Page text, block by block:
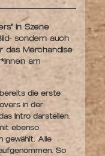
in Szene
sondern auch
das Merchandise
am
die erste
in der
Intro darstellen.
ebenso
gewählt. Alle
So